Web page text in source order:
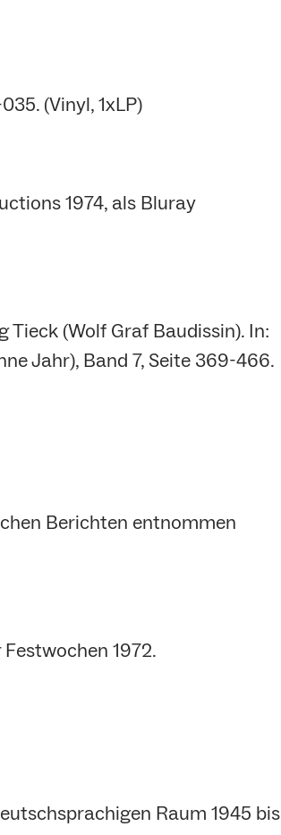
(Vinyl, 1xLP)
1974, als Bluray
Tieck (Wolf Graf Baudissin). In:
Jahr), Band 7, Seite 369-466.
Berichten entnommen
1972.
Raum 1945 bis